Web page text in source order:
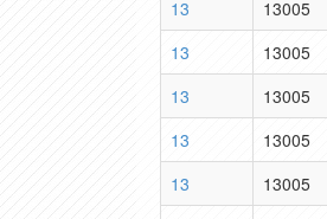
13
13005
13
13005
13
13005
13
13005
13
13005